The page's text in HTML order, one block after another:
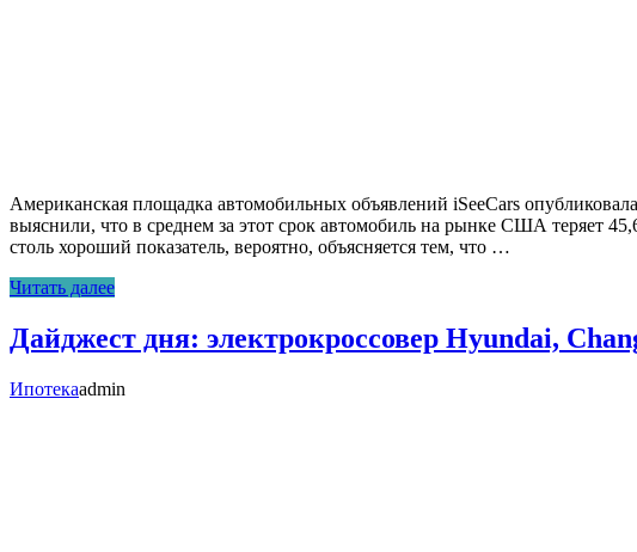
Американская площадка автомобильных объявлений iSeeCars
выяснили, что в среднем за этот срок автомобиль на рынке США теряет
столь хороший показатель, вероятно, объясняется тем, что …
Читать далее
Дайджест дня: электрокроссовер Hyundai,
Ипотекаadmin